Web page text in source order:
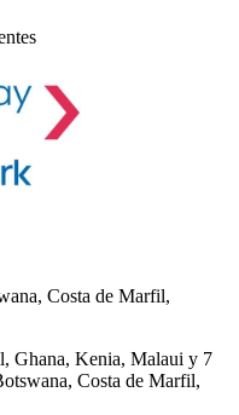
Costa de Marfil,
Ghana, Kenia, Malaui y 7
Costa de Marfil,